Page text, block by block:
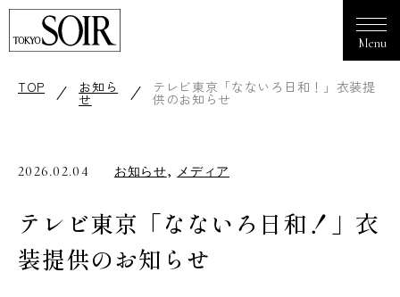
TOP お知ら
せ
テレビ東京「なないろ日和！」衣装提
供のお知らせ
2026.02.04 お知らせ, メディア
テレビ東京「なないろ日和！」衣
装提供のお知らせ